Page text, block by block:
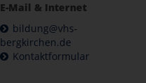
E-Mail & Internet
bildung@vhs-
bergkirchen.de
Kontaktformular